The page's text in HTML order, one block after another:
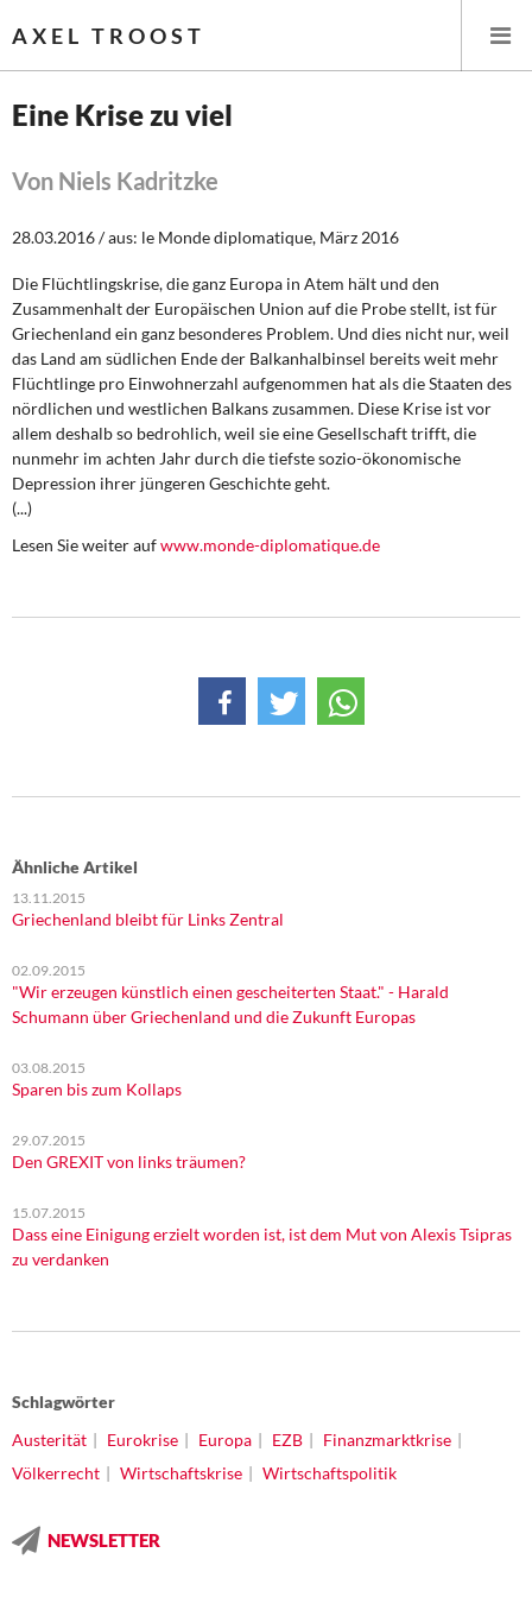
AXEL TROOST
Leitlinien linker Wirtschafts- und Finanzpolitik
Wirtschaftspolitik
Steuer- und Finanzpolitik
Öffentliche Infrastruktur und Daseinsvorsorge
Eurokrise und Griechenland
DIE LINKE
Institut Solidarische Moderne
Kontakt
Eine Krise zu viel
Von Niels Kadritzke
28.03.2016 / aus: le Monde diplomatique, März 2016
Die Flüchtlingskrise, die ganz Europa in Atem hält und den
Zusammenhalt der Europäischen Union auf die Probe stellt, ist für
Griechenland ein ganz besonderes Problem. Und dies nicht nur, weil
das Land am südlichen Ende der Balkanhalbinsel bereits weit mehr
Flüchtlinge pro Einwohnerzahl aufgenommen hat als die Staaten des
nördlichen und westlichen Balkans zusammen. Diese Krise ist vor
allem deshalb so bedrohlich, weil sie eine Gesellschaft trifft, die
nunmehr im achten Jahr durch die tiefste sozio-ökonomische
Depression ihrer jüngeren Geschichte geht.
(...)
Lesen Sie weiter aufwww.monde-diplomatique.de
Ähnliche Artikel
13.11.2015
Griechenland bleibt für Links Zentral
02.09.2015
"Wir erzeugen künstlich einen gescheiterten Staat." - Harald
Schumann über Griechenland und die Zukunft Europas
03.08.2015
Sparen bis zum Kollaps
29.07.2015
Den GREXIT von links träumen?
15.07.2015
Dass eine Einigung erzielt worden ist, ist dem Mut von Alexis Tsipras
zu verdanken
Schlagwörter
Austerität
Eurokrise Europa EZB
Finanzmarktkrise
Völkerrecht
Wirtschaftskrise Wirtschaftspolitik
NEWSLETTER